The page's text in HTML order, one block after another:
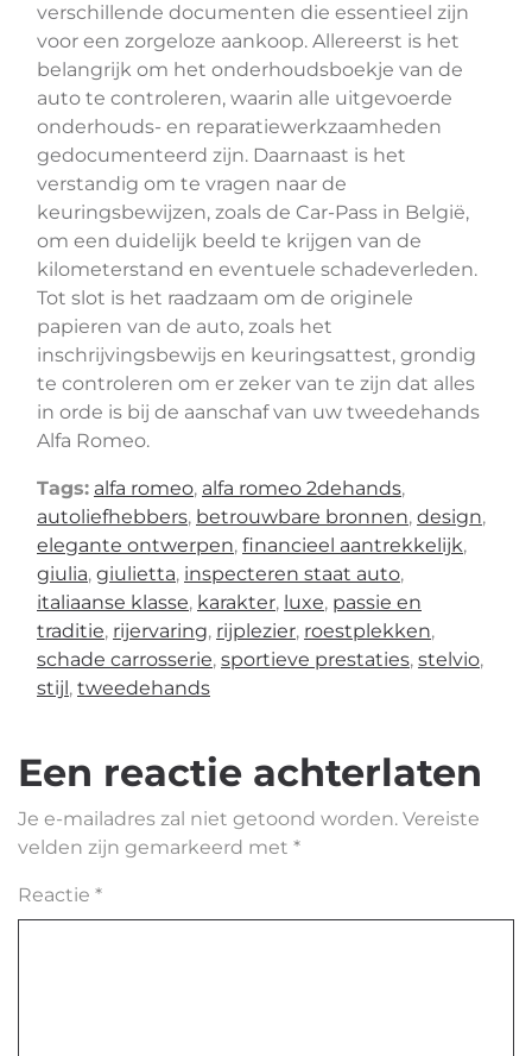
verschillende documenten die essentieel zijn
voor een zorgeloze aankoop. Allereerst is het
belangrijk om het onderhoudsboekje van de
auto te controleren, waarin alle uitgevoerde
onderhouds- en reparatiewerkzaamheden
gedocumenteerd zijn. Daarnaast is het
verstandig om te vragen naar de
keuringsbewijzen, zoals de Car-Pass in België,
om een duidelijk beeld te krijgen van de
kilometerstand en eventuele schadeverleden.
Tot slot is het raadzaam om de originele
papieren van de auto, zoals het
inschrijvingsbewijs en keuringsattest, grondig
te controleren om er zeker van te zijn dat alles
in orde is bij de aanschaf van uw tweedehands
Alfa Romeo.
Tags: alfa romeo, alfa romeo 2dehands,
autoliefhebbers, betrouwbare bronnen, design,
elegante ontwerpen, financieel aantrekkelijk,
giulia, giulietta, inspecteren staat auto,
italiaanse klasse, karakter, luxe, passie en
traditie, rijervaring, rijplezier, roestplekken,
schade carrosserie, sportieve prestaties, stelvio,
stijl, tweedehands
Een reactie achterlaten
Je e-mailadres zal niet getoond worden. Vereiste
velden zijn gemarkeerd met *
Reactie *